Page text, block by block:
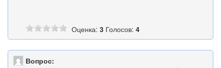
Оценка: 3 Голосов: 4
Вопрос: